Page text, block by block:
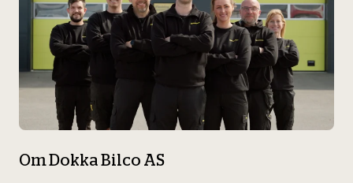
EU-kontroll
EU-kontroll – Vanlig bil (opptil 3,5t)
Etterkontroll – EU-kontroll
Om Dokka Bilco AS